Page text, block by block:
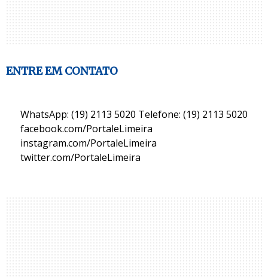
ENTRE EM CONTATO
WhatsApp: (19) 2113 5020 Telefone: (19) 2113 5020
facebook.com/PortaleLimeira
instagram.com/PortaleLimeira
twitter.com/PortaleLimeira